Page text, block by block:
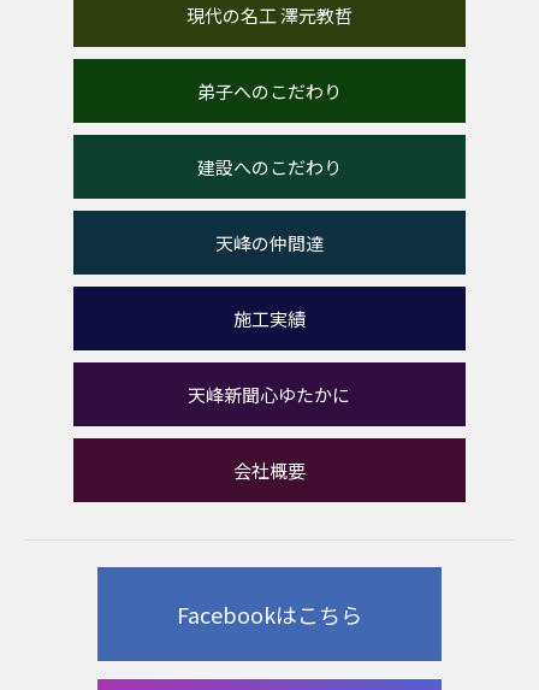
現代の名工 澤元教哲
弟子へのこだわり
建設へのこだわり
天峰の仲間達
施工実績
天峰新聞心ゆたかに
会社概要
Facebookはこちら